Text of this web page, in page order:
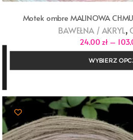
Motek ombre MALINOWA
BAWEŁNA / AKRYL,
24,00 zł –
WYBIERZ